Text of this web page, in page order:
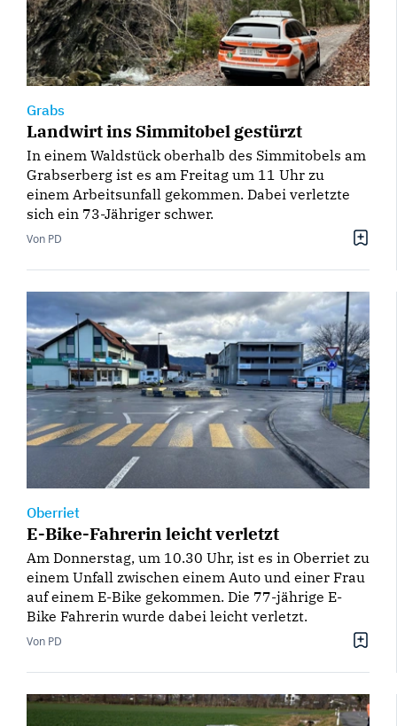
Grabs
Landwirt ins Simmitobel gestürzt
In einem Waldstück oberhalb des Simmitobels am
Grabserberg ist es am Freitag um 11 Uhr zu
einem Arbeitsunfall gekommen. Dabei verletzte
sich ein 73-Jähriger schwer.
Von PD
Oberriet
E-Bike-Fahrerin leicht verletzt
Am Donnerstag, um 10.30 Uhr, ist es in Oberriet zu
einem Unfall zwischen einem Auto und einer Frau
auf einem E-Bike gekommen. Die 77-jährige E-
Bike Fahrerin wurde dabei leicht verletzt.
Von PD